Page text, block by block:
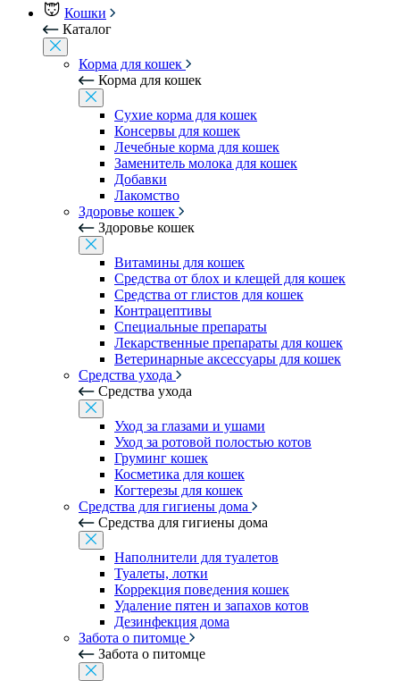
Кошки
Каталог
Корма для кошек
Корма для кошек
Сухие корма для кошек
Консервы для кошек
Лечебные корма для кошек
Заменитель молока для кошек
Добавки
Лакомство
Здоровье кошек
Здоровье кошек
Витамины для кошек
Средства от блох и клещей для кошек
Средства от глистов для кошек
Контрацептивы
Специальные препараты
Лекарственные препараты для кошек
Ветеринарные аксессуары для кошек
Средства ухода
Средства ухода
Уход за глазами и ушами
Уход за ротовой полостью котов
Груминг кошек
Косметика для кошек
Когтерезы для кошек
Средства для гигиены дома
Средства для гигиены дома
Наполнители для туалетов
Туалеты, лотки
Коррекция поведения кошек
Удаление пятен и запахов котов
Дезинфекция дома
Забота о питомце
Забота о питомце